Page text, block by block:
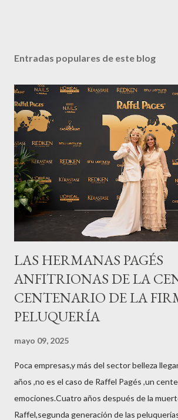
Entradas populares de este blog
LAS HERMANAS PAGÉS
ANFITRIONAS DE LA
CENTENARIO DE LA
PELUQUERÍA
mayo 09, 2025
Poca empresas,y más del sector belleza
años ,no es el caso de Raffel Pagés ,un
emociones.Cuatro años después de la
Raffel,segunda generación de las